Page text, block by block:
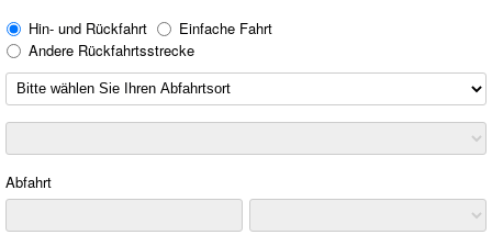
Hin- und Rückfahrt
Einfache Fahrt
Andere Rückfahrtsstrecke
Abfahrt